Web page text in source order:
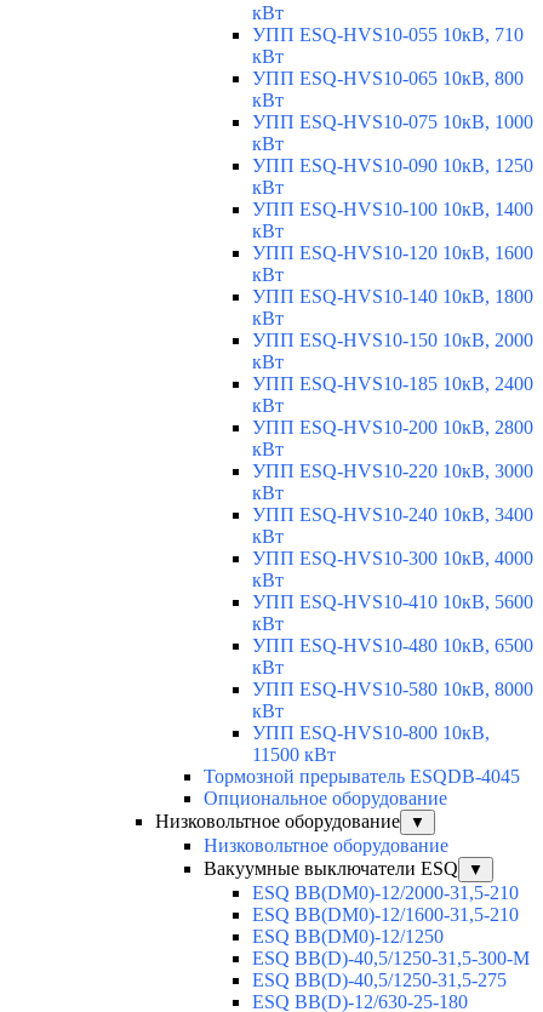
кВт
УПП ESQ-HVS10-055 10кВ, 710
кВт
УПП ESQ-HVS10-065 10кВ, 800
кВт
УПП ESQ-HVS10-075 10кВ, 1000
кВт
УПП ESQ-HVS10-090 10кВ, 1250
кВт
УПП ESQ-HVS10-100 10кВ, 1400
кВт
УПП ESQ-HVS10-120 10кВ, 1600
кВт
УПП ESQ-HVS10-140 10кВ, 1800
кВт
УПП ESQ-HVS10-150 10кВ, 2000
кВт
УПП ESQ-HVS10-185 10кВ, 2400
кВт
УПП ESQ-HVS10-200 10кВ, 2800
кВт
УПП ESQ-HVS10-220 10кВ, 3000
кВт
УПП ESQ-HVS10-240 10кВ, 3400
кВт
УПП ESQ-HVS10-300 10кВ, 4000
кВт
УПП ESQ-HVS10-410 10кВ, 5600
кВт
УПП ESQ-HVS10-480 10кВ, 6500
кВт
УПП ESQ-HVS10-580 10кВ, 8000
кВт
УПП ESQ-HVS10-800 10кВ,
11500 кВт
Тормозной прерыватель ESQDB-4045
Опциональное оборудование
Низковольтное оборудование
▼
Низковольтное оборудование
Вакуумные выключатели ESQ
▼
ESQ ВВ(DM0)-12/2000-31,5-210
ESQ ВВ(DM0)-12/1600-31,5-210
ESQ ВВ(DM0)-12/1250
ESQ ВВ(D)-40,5/1250-31,5-300-М
ESQ ВВ(D)-40,5/1250-31,5-275
ESQ ВВ(D)-12/630-25-180